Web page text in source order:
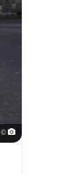
© PA Archive/PA Images